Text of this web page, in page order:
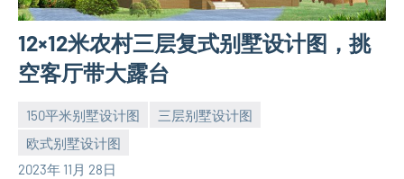
12×12米农村三层复式别墅设计图，挑
空客厅带大露台
150平米别墅设计图
三层别墅设计图
欧式别墅设计图
2023年 11月 28日
yacool